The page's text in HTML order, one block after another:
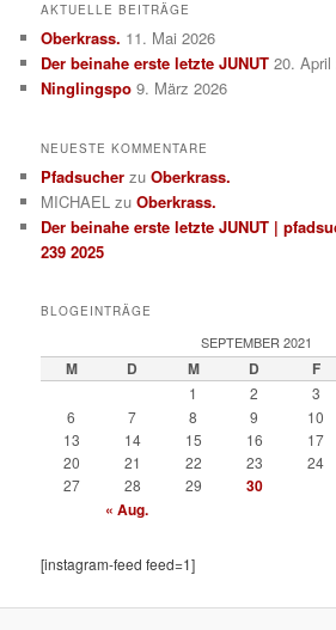
AKTUELLE BEITRÄGE
Oberkrass. 11. Mai 2026
Der beinahe erste letzte JUNUT 20. April
Ninglingspo 9. März 2026
NEUESTE KOMMENTARE
Pfadsucher zuOberkrass.
MICHAEL zuOberkrass.
Der beinahe erste letzte JUNUT |
239 2025
BLOGEINTRÄGE
SEPTEMBER 2021
M D M D F
1 2 3
6
7 8 9 10
13
14 15 16 17
20
21 22 23 24
27
28 29
30
« Aug.
[instagram-feed feed=1]